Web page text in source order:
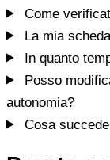
Come
La mia
In quanto
Posso
autonomia?
Cosa